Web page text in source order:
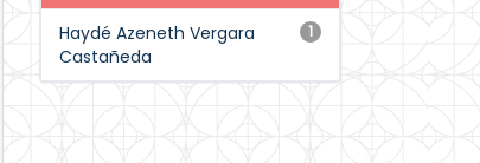
1
Haydé Azeneth Vergara
Castañeda